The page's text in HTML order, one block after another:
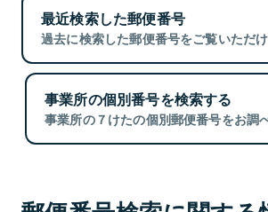
最近検索した郵便番号
過去に検索した郵便番号をご覧いただけ
事業所の個別番号を検索する
事業所の７けたの個別郵便番号をお調